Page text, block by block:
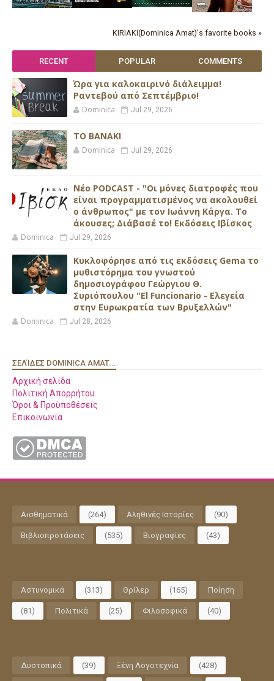
KIRIAKI(Dominica Amat)'s favorite books »
RECENT POPULAR COMMENTS
Ώρα για καλοκαιρινό διάλειμμα!
Ραντεβού από Σεπτέμβριο!
Dominica Jul 29, 2026
ΤΟ ΒΑΝΑΚΙ
Dominica Jul 29, 2026
Νέο PODCAST - "Οι μόνες διατροφές που
είναι προγραμματισμένος να ακολουθεί
ο άνθρωπος" με τον Ιωάννη Κάργα. Το
άκουσες; Διάβασέ το! Εκδόσεις Ιβίσκος
Dominica Jul 29, 2026
Κυκλοφόρησε από τις εκδόσεις Gema το
μυθιστόρημα του γνωστού
δημοσιογράφου Γεώργιου Θ.
Συριόπουλου "El Funcionario - Ελεγεία
στην Ευρωκρατία των Βρυξελλών"
Dominica Jul 28, 2026
ΣΕΛΊΔΕΣ DOMINICA AMAT...
Αρχική σελίδα
Πολιτική Απορρήτου
Όροι & Προϋποθέσεις
Επικοινωνία
Αισθηματικά (264) Αληθινές Ιστορίες (90)
Βιβλιοπροτάσεις (535) Βιογραφίες (43)
Αστυνομικά (313) Θρίλερ (165) Ποίηση
(81) Πολιτικά (25) Φιλοσοφικά (40)
Δυστοπικά (39) Ξένη Λογοτεχνία (428)